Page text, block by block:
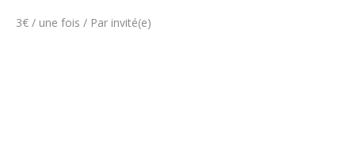
3€ / une fois / Par invité(e)